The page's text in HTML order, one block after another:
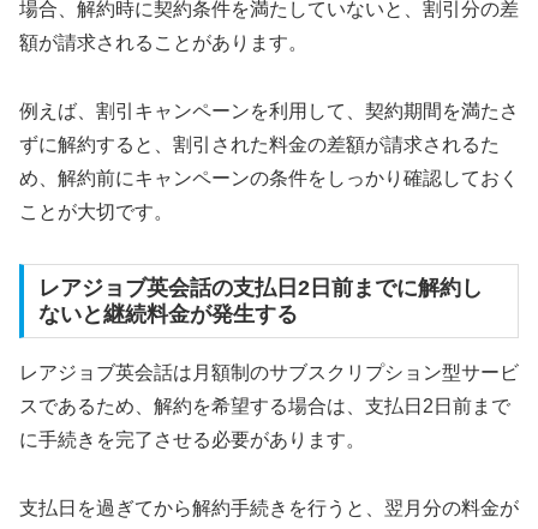
場合、解約時に契約条件を満たしていないと、割引分の差
額が請求されることがあります。
例えば、割引キャンペーンを利用して、契約期間を満たさ
ずに解約すると、割引された料金の差額が請求されるた
め、解約前にキャンペーンの条件をしっかり確認しておく
ことが大切です。
レアジョブ英会話の支払日2日前までに解約し
ないと継続料金が発生する
レアジョブ英会話は月額制のサブスクリプション型サービ
スであるため、解約を希望する場合は、支払日2日前まで
に手続きを完了させる必要があります。
支払日を過ぎてから解約手続きを行うと、翌月分の料金が